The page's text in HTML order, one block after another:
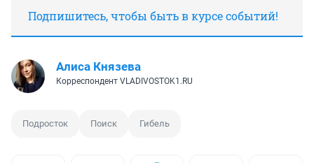
Подпишитесь, чтобы быть в курсе событий!
Алиса Князева
Корреспондент VLADIVOSTOK1.RU
Подросток Поиск Гибель